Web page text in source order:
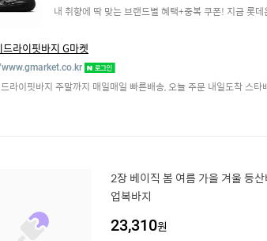
내 취향에 딱 맞는 브랜드별 혜택+중복 쿠폰! 지금 롯
라이핏바지 G마켓
라이핏바지 주말까지 매일매일 빠른배송, 오늘 주문 내일도착 스타
2장 베이직 봄 여름 가을 겨울 등
업복바지
23,310원